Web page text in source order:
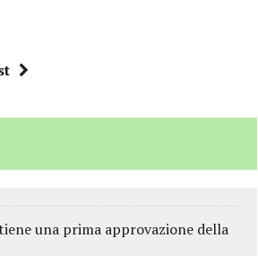
una prima approvazione della